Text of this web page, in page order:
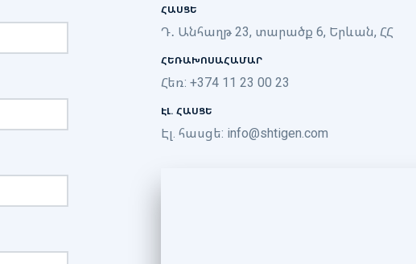
ՀԱՍՑԵ
Դ․ Անհաղթ 23, տարածք 6, Երևան, ՀՀ
ՀԵՌԱԽՈՍԱՀԱՄԱՐ
Հեռ: +374 11 23 00 23
ԷԼ. ՀԱՍՑԵ
Էլ. հասցե: info@shtigen.com